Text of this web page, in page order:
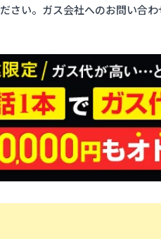
さい。ガス会社へのお問い合